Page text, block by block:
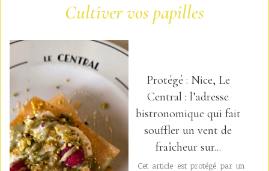
Cultiver vos papilles
Protégé : Nice, Le
Central : l’adresse
bistronomique qui fait
souffler un vent de
fraîcheur sur...
Cet article est protégé par un